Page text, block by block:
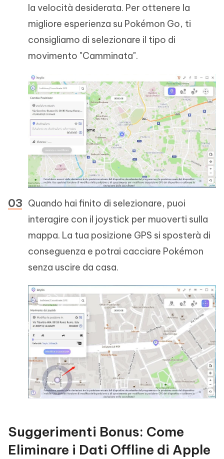
la velocità desiderata. Per ottenere la
migliore esperienza su Pokémon Go, ti
consigliamo di selezionare il tipo di
movimento "Camminata".
Quando hai finito di selezionare, puoi
interagire con il joystick per muoverti sulla
mappa. La tua posizione GPS si sposterà di
conseguenza e potrai cacciare Pokémon
senza uscire da casa.
Suggerimenti Bonus: Come
Eliminare i Dati Offline di Apple